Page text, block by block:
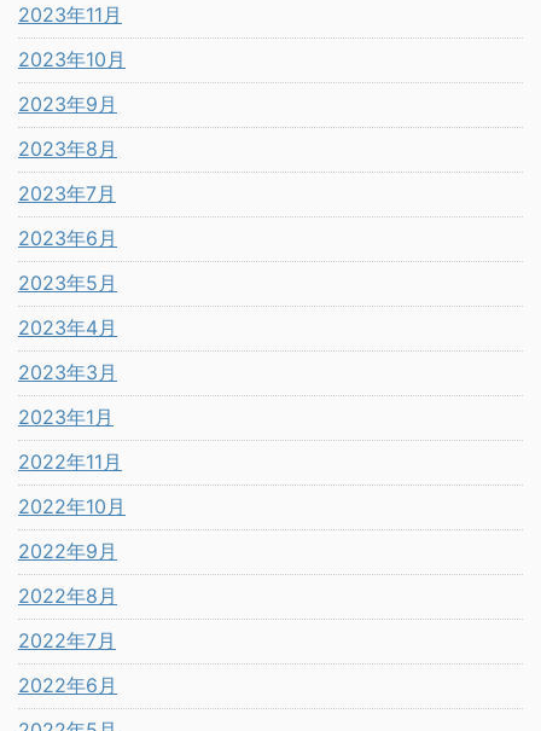
2023年11月
2023年10月
2023年9月
2023年8月
2023年7月
2023年6月
2023年5月
2023年4月
2023年3月
2023年1月
2022年11月
2022年10月
2022年9月
2022年8月
2022年7月
2022年6月